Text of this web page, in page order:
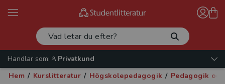
Handlar som:
Privatkund
Hem / Kurslitteratur / Högskolepedagogik / Pedagogik